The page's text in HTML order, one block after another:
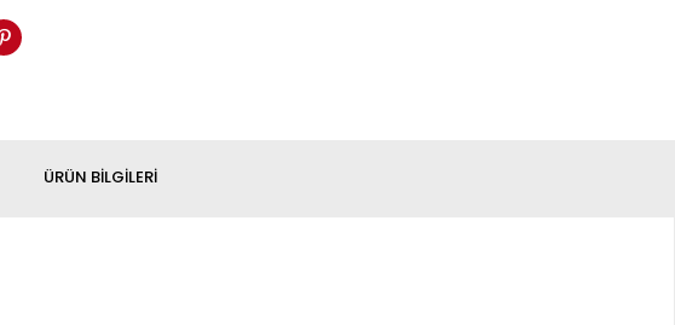
ÜRÜN BILGILERI